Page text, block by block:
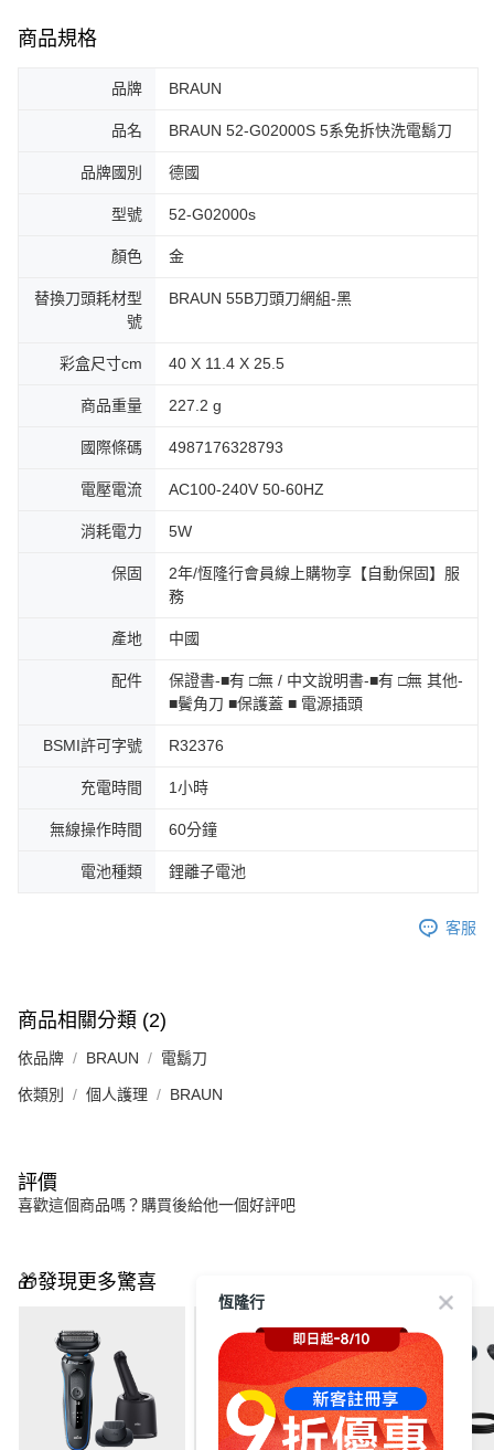
商品規格
品牌 BRAUN
品名 BRAUN 52-G02000S 5系免拆快洗電鬍刀
品牌國別 德國
型號 52-G02000s
顏色 金
替換刀頭耗材型
號
BRAUN 55B刀頭刀網組-黑
彩盒尺寸cm 40 X 11.4 X 25.5
商品重量 227.2 g
國際條碼 4987176328793
電壓電流 AC100-240V 50-60HZ
消耗電力 5W
保固
2年/恆隆行會員線上購物享【自動保固】服
務
產地 中國
配件
保證書-■有 □無 / 中文說明書-■有 □無 其他-
■鬢角刀 ■保護蓋 ■ 電源插頭
BSMI許可字號 R32376
充電時間 1小時
無線操作時間 60分鐘
電池種類 鋰離子電池
客服
商品相關分類 (2)
依品牌 BRAUN 電鬍刀
依類別 個人護理 BRAUN
評價
喜歡這個商品嗎？購買後給他一個好評吧
🎁發現更多驚喜
恆隆行